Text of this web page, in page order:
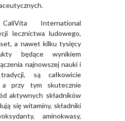
CaliVita International
lecznictwa ludowego,
a nawet kilku tysięcy
będące wynikiem
najnowszej nauki i
są całkowicie
a przy tym skutecznie
aktywnych składników
się witaminy, składniki
aminokwasy,